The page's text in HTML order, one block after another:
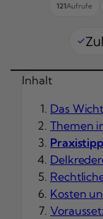
121Aufrufe
Inhalt
Das
Themen
Kosten